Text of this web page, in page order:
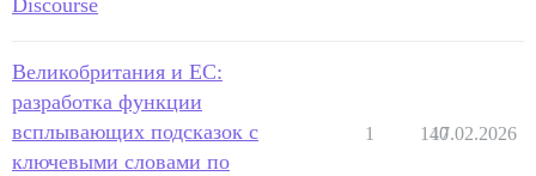
Discourse
Великобритания и ЕС:
разработка функции
всплывающих подсказок с
ключевыми словами по
1 140
17.02.2026